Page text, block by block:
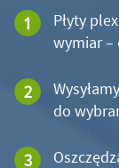
Płyty
wymiar –
do